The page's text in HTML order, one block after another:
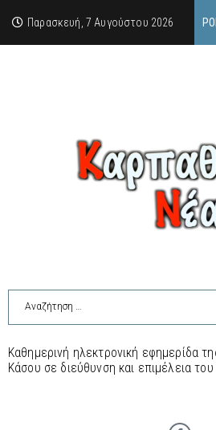
Παρασκευή, 7 Αυγούστου 2026
Καθημερινή ηλεκτρονική εφημερίδα
Κάσου σε διεύθυνση και επιμέλεια